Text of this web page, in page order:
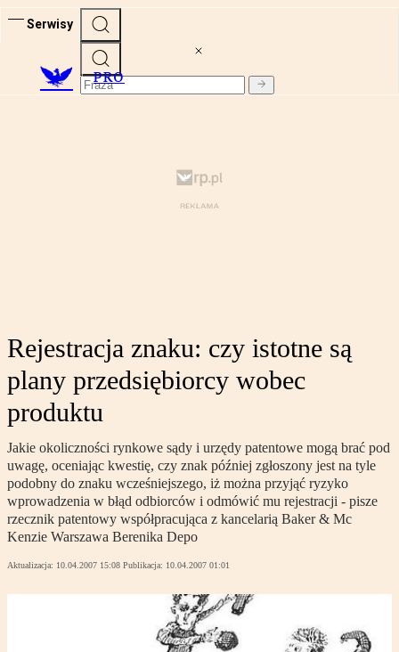
Serwisy
PRO
Rejestracja znaku: czy istotne są
plany przedsiębiorcy wobec
produktu
Jakie okoliczności rynkowe sądy i urzędy patentowe mogą brać pod
uwagę, oceniając kwestię, czy znak później zgłoszony jest na tyle
podobny do znaku wcześniejszego, iż można przyjąć ryzyko
wprowadzenia w błąd odbiorców i odmówić mu rejestracji - pisze
rzecznik patentowy współpracująca z kancelarią Baker & Mc
Kenzie Warszawa Berenika Depo
Aktualizacja: 10.04.2007 15:08 Publikacja: 10.04.2007 01:01